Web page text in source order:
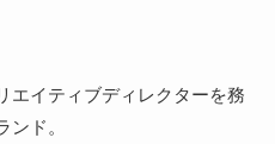
エイティブディレクターを務
ド。